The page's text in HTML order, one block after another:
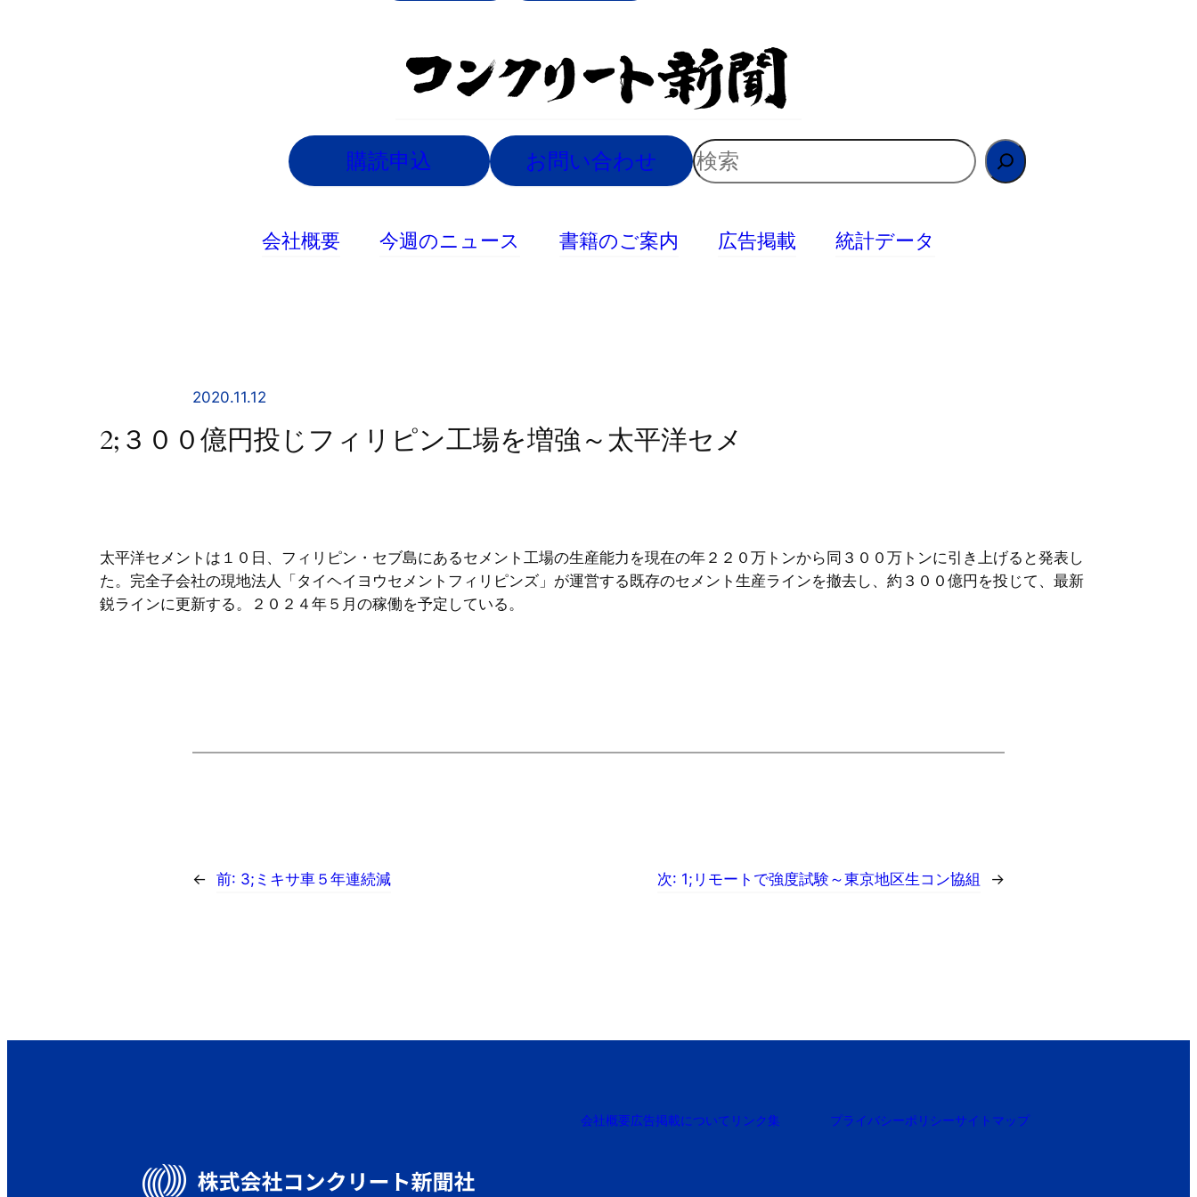
購読申込 お問い合わせ
検
索
会社概要 今週のニュース 書籍のご案内 広告掲載 統計データ
2020.11.12
2;３００億円投じフィリピン工場を増強～太平洋セメ
太平洋セメントは１０日、フィリピン・セブ島にあるセメント工場の生産能力を現在の年２２０万トンから同３００万トンに引き上げると発表し
た。完全子会社の現地法人「タイヘイヨウセメントフィリピンズ」が運営する既存のセメント生産ラインを撤去し、約３００億円を投じて、最新
鋭ラインに更新する。２０２４年５月の稼働を予定している。
← 前: 3;ミキサ車５年連続減 次: 1;リモートで強度試験～東京地区生コン協組 →
会社概要広告掲載について リンク集 プライバシーポリシーサイトマップ